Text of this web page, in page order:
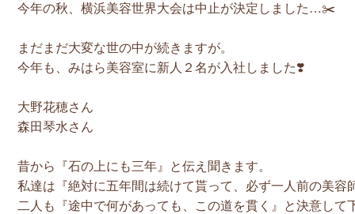
今年の秋、横浜美容世界大会は中止が決定しました…✂️
まだまだ大変な世の中が続きますが。
今年も、みはら美容室に新人２名が入社しました❣️
大野花穂さん
森田琴水さん
昔から『石の上にも三年』と伝え聞きます。
私達は『絶対に五年間は続けて貰って、必ず一人前の美容
二人も『途中で何があっても、この道を貫く』と決意して